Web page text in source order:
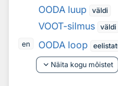
OODA luup väldi
VOOT-silmus väldi
en
OODA loop
keyboard_arrow_down Näita kogu mõistet